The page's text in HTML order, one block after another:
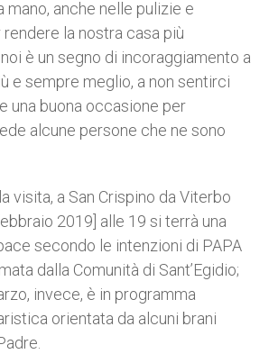
mano, anche nelle pulizie e
la nostra casa più
è un segno di incoraggiamento a
e sempre meglio, a non sentirci
una buona occasione per
alcune persone che ne sono
visita, a San Crispino da Viterbo
2019] alle 19 si terrà una
secondo le intenzioni di PAPA
dalla Comunità di Sant’Egidio;
invece, è in programma
orientata da alcuni brani